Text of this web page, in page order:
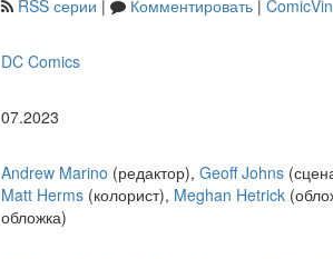
RSS серии | Комментировать |
DC Comics
07.2023
Andrew Marino (редактор), Geoff Johns
Matt Herms (колорист), Meghan Hetrick
обложка)